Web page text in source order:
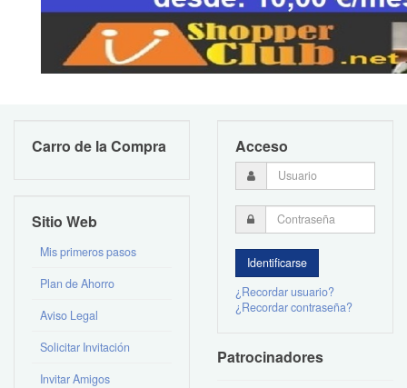
Carro de la Compra
Sitio Web
Mis primeros pasos
Plan de Ahorro
Aviso Legal
Solicitar Invitación
Invitar Amigos
Acceso
¿Recordar usuario?
¿Recordar contraseña?
Patrocinadores